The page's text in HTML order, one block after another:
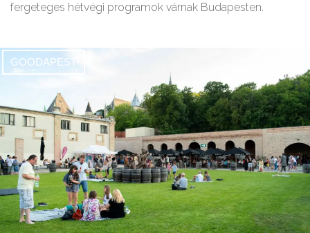
fergeteges hétvégi programok várnak Budapesten.
GOODAPEST